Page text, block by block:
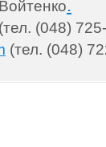
.
(тел. (048)
(тел. (048)